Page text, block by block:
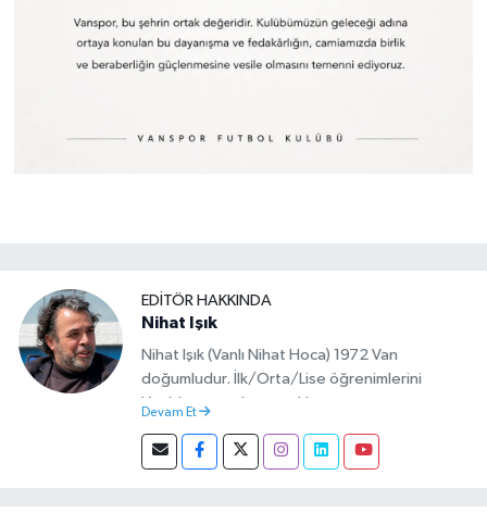
EDITÖR HAKKINDA
Nihat Işık
Nihat Işık (Vanlı Nihat Hoca) 1972 Van
doğumludur. İlk/Orta/Lise öğrenimlerini
Van’da tamamlamıştır. Hacettepe mezunu
başlamıştır. Asteğmen olarak yaptığı vatani
görevi dönüşü Van Sosyal Hizmetler İl
Devam Et